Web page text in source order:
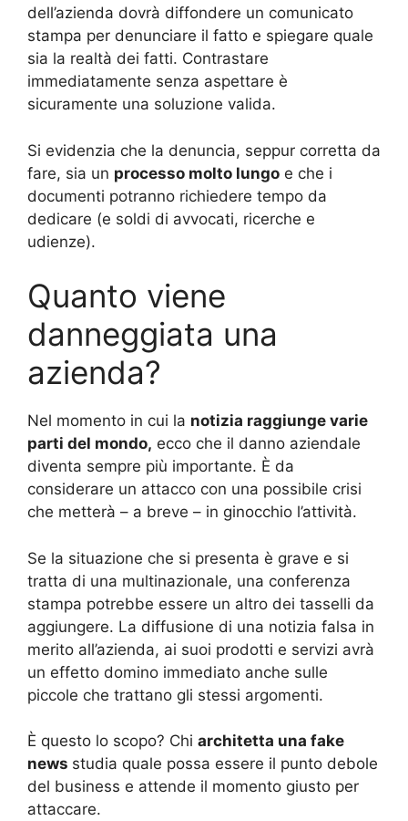
dell’azienda dovrà diffondere un comunicato
stampa per denunciare il fatto e spiegare quale
sia la realtà dei fatti. Contrastare
immediatamente senza aspettare è
sicuramente una soluzione valida.
Si evidenzia che la denuncia, seppur corretta da
fare, sia un processo molto lungo e che i
documenti potranno richiedere tempo da
dedicare (e soldi di avvocati, ricerche e
udienze).
Quanto viene
danneggiata una
azienda?
Nel momento in cui la notizia raggiunge varie
parti del mondo, ecco che il danno aziendale
diventa sempre più importante. È da
considerare un attacco con una possibile crisi
che metterà – a breve – in ginocchio l’attività.
Se la situazione che si presenta è grave e si
tratta di una multinazionale, una conferenza
stampa potrebbe essere un altro dei tasselli da
aggiungere. La diffusione di una notizia falsa in
merito all’azienda, ai suoi prodotti e servizi avrà
un effetto domino immediato anche sulle
piccole che trattano gli stessi argomenti.
È questo lo scopo? Chi architetta una fake
news studia quale possa essere il punto debole
del business e attende il momento giusto per
attaccare.